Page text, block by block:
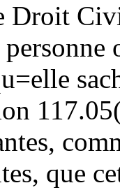
Droit
=elle
que